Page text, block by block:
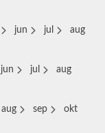
jun jul
aug
jun jul
aug
aug sep
okt